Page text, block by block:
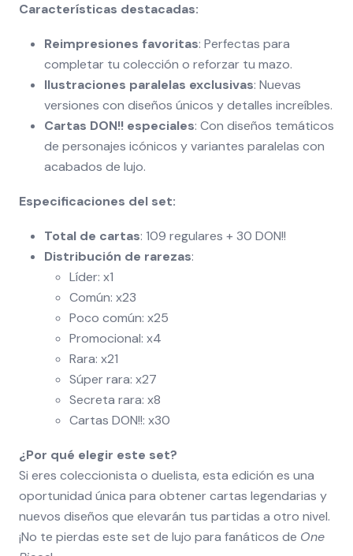
Características destacadas:
Reimpresiones favoritas: Perfectas para
completar tu colección o reforzar tu mazo.
Ilustraciones paralelas exclusivas: Nuevas
versiones con diseños únicos y detalles increíbles.
Cartas DON!! especiales: Con diseños temáticos
de personajes icónicos y variantes paralelas con
acabados de lujo.
Especificaciones del set:
Total de cartas: 109 regulares + 30 DON!!
Distribución de rarezas:
Líder: x1
Común: x23
Poco común: x25
Promocional: x4
Rara: x21
Súper rara: x27
Secreta rara: x8
Cartas DON!!: x30
¿Por qué elegir este set?
Si eres coleccionista o duelista, esta edición es una
oportunidad única para obtener cartas legendarias y
nuevos diseños que elevarán tus partidas a otro nivel.
¡No te pierdas este set de lujo para fanáticos de One